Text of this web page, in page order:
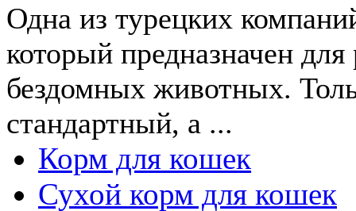
Одна из турецких
который предназначен
бездомных животных.
стандартный, а ...
Корм для кошек
Сухой корм для кошек